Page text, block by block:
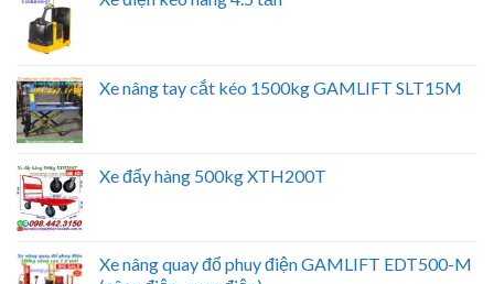
Xe nâng tay cắt kéo 1500kg GAMLIFT SLT15M
Xe đẩy hàng 500kg XTH200T
Xe nâng quay đổ phuy điện GAMLIFT EDT500-M